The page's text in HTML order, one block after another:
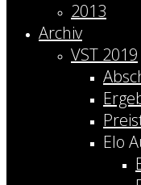
2013
Archiv
VST 2019
Elo